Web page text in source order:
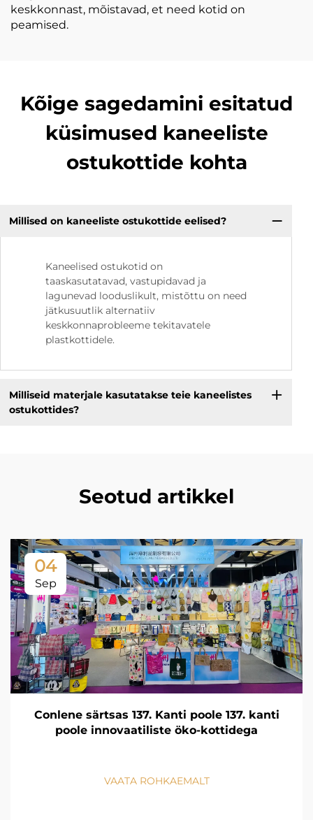
keskkonnast, mõistavad, et need kotid on
peamised.
Kõige sagedamini esitatud
küsimused kaneeliste
ostukottide kohta
Millised on kaneeliste ostukottide eelised?
Kaneelised ostukotid on
taaskasutatavad, vastupidavad ja
lagunevad looduslikult, mistõttu on need
jätkusuutlik alternatiiv
keskkonnaprobleeme tekitavatele
plastkottidele.
Milliseid materjale kasutatakse teie kaneelistes
ostukottides?
Seotud artikkel
04
Sep
Conlene särtsas 137. Kanti poole 137. kanti
poole innovaatiliste öko-kottidega
VAATA ROHKAEMALT